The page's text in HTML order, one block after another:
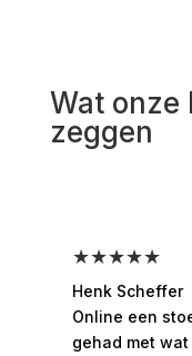
Wat onze
zeggen
★★★★★
Henk Scheffer
Online een
gehad met